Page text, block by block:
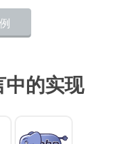
的实现